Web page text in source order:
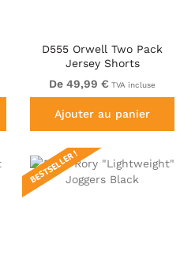
D555 Orwell Two Pack
Jersey Shorts
De 49,99 € TVA incluse
Ajouter au panier
BESTSELLER !